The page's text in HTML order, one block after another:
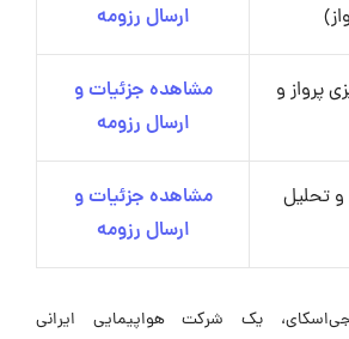
ارسال رزومه
پرواز و
مشاهده جزئیات و
ارسال رزومه
تحلیل
مشاهده جزئیات و
ارسال رزومه
یک شرکت هواپیمایی ایرانی